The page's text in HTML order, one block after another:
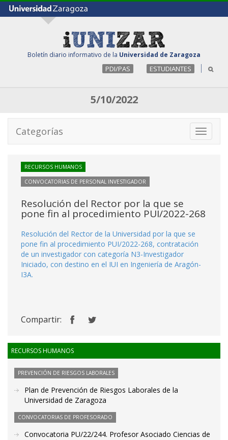
Boletín diario informativo de la Universidad de Zaragoza
PDI/PAS ESTUDIANTES
5/10/2022
Toggle
Categorías
RECURSOS HUMANOS
CONVOCATORIAS DE PERSONAL INVESTIGADOR
Resolución del Rector por la que se
pone fin al procedimiento PUI/2022-268
Resolución del Rector de la Universidad por la que se
pone fin al procedimiento PUI/2022-268, contratación
de un investigador con categoría N3-Investigador
Iniciado, con destino en el IUI en Ingeniería de Aragón-
I3A.
Compartir:
RECURSOS HUMANOS
PREVENCIÓN DE RIESGOS LABORALES
Plan de Prevención de Riesgos Laborales de la
Universidad de Zaragoza
CONVOCATORIAS DE PROFESORADO
Convocatoria PU/22/244. Profesor Asociado Ciencias de